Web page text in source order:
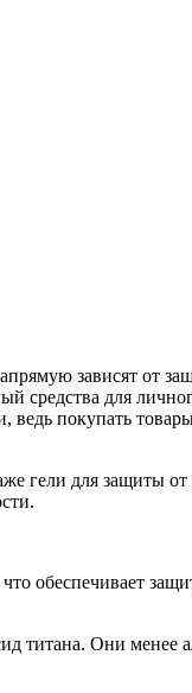
зависят от
средства для
покупать
гели для защиты
обеспечивает
Они менее